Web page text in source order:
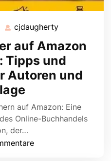
31
2026
cjdaugherty
auf Amazon
Tipps und
Autoren und
auf Amazon: Eine
Online-Buchhandels
der…